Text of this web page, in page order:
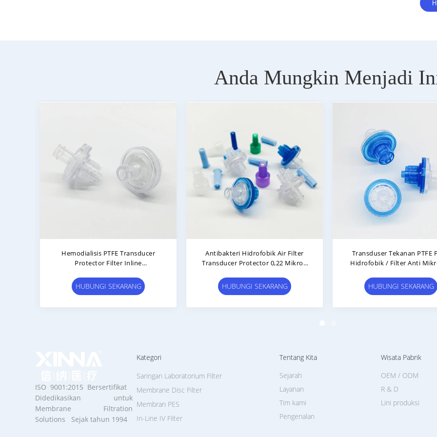
Anda Mungkin Menjadi
0.22μm Transducer Protector
Bebas Lateks Bebas DEHP Bebas
HUBUNGI SEKARANG
Filter Hidrofobik PTFE Berkode
Warna Untuk Terapi Hemodialisis
HUBUNGI SEKARANG
Perlengkapan
Berkualitas Medis
HUBUNGI
ISO 9001:2015 Bersertifikat
Didedikasikan untuk
Membrane Filtration
Solutions Sejak tahun 1994
Kategori
In-Line IV Filter
Saringan Laboratorium Filter
Membrane Disc Filter
Membran PES
Tentang Kita
Pengenalan
Sejarah
Layanan
Tim kami
Wisata Pabrik
Lini produksi
OEM / ODM
R & D